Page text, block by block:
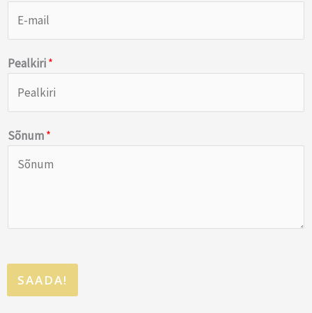
Pealkiri*
Sõnum*
SAADA!